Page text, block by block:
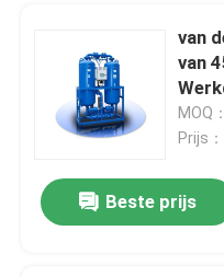
van
van
MOQ
Prijs
Beste prijs